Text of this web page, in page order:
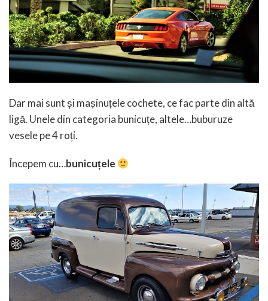
Dar mai sunt și mașinuțele cochete, ce fac parte din altă
ligă. Unele din categoria bunicuțe, altele…buburuze
vesele pe 4 roți.
Începem cu…bunicuțele